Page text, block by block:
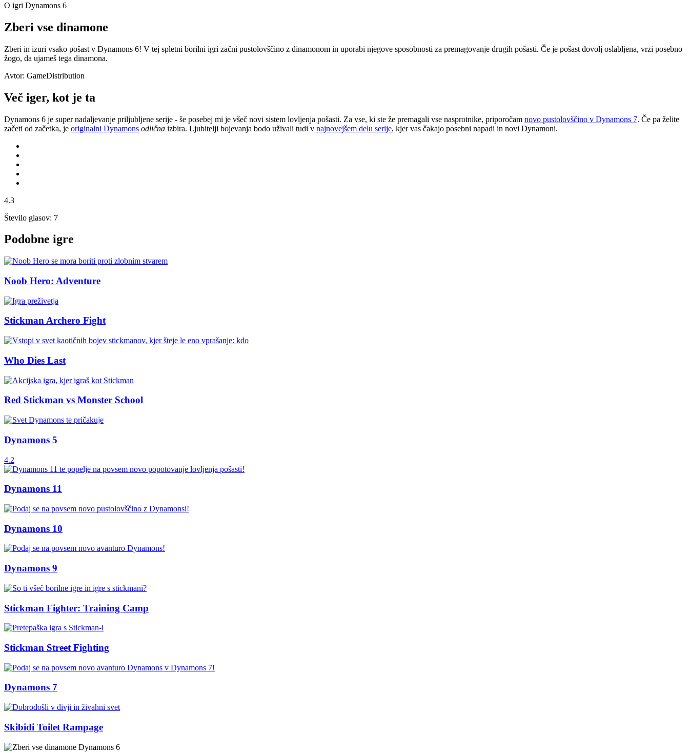
O igri Dynamons 6
Zberi vse dinamone
Zberi in izuri vsako pošast v Dynamons 6! V tej spletni borilni igri začni pustolovščino z dinamonom in uporabi njegove sposobnosti za premagovanje drugih pošasti. Če je pošast dovolj oslabljena, vrzi posebno
žogo, da ujameš tega dinamona.
Avtor: GameDistribution
Več iger, kot je ta
Dynamons 6 je super nadaljevanje priljubljene serije - še posebej mi je všeč novi sistem lovljenja pošasti. Za vse, ki ste že premagali vse nasprotnike, priporočam novo pustolovščino v Dynamons 7. Če pa želite
začeti od začetka, je originalni Dynamons odlična izbira. Ljubitelji bojevanja bodo uživali tudi v najnovejšem delu serije, kjer vas čakajo posebni napadi in novi Dynamoni.
4.3
Število glasov: 7
Podobne igre
Noob Hero: Adventure
Stickman Archero Fight
Who Dies Last
Red Stickman vs Monster School
Dynamons 5
4.2
Dynamons 11
Dynamons 10
Dynamons 9
Stickman Fighter: Training Camp
Stickman Street Fighting
Dynamons 7
Skibidi Toilet Rampage
Dynamons 6